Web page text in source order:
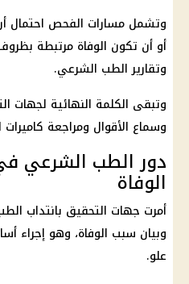
وتشمل مسارات الفحص احتمال
أو أن تكون الوفاة مرتبطة
وتقارير الطب الشرعي.
وتبقى الكلمة النهائية لجهات
وسماع الأقوال ومراجعة كاميرات
دور الطب الشرعي
الوفاة
أمرت جهات التحقيق بانتداب
وبيان سبب الوفاة، وهو
علو.